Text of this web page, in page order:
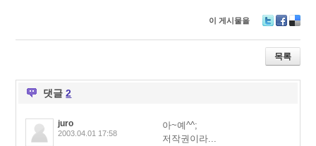
이 게시물을
wi
er
ac
e
b
eli
ci
o
목록
댓글2
juro
2003.04.01 17:58
아~예^^;
저작권이라...